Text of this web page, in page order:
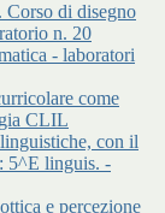
di disegno
n. 20
- laboratori
come
CLIL
con il
5^E linguis. -
e percezione